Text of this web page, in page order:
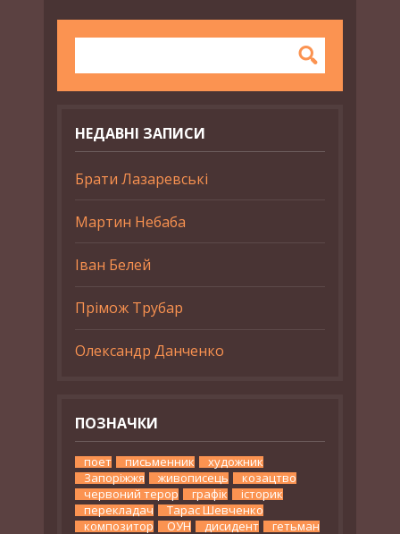
НЕДАВНІ ЗАПИСИ
Брати Лазаревські
Мартин Небаба
Іван Белей
Прімож Трубар
Олександр Данченко
ПОЗНАЧКИ
поет письменник
художник
Запоріжжя
живописець
козацтво
червоний терор
графік
історик
перекладач
Тарас Шевченко
композитор
ОУН дисидент
гетьман